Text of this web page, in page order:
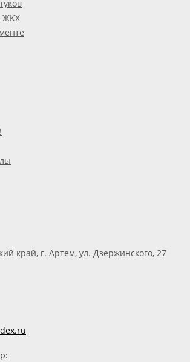
ЖКХ
край, г. Артем, ул. Дзержинского, 27